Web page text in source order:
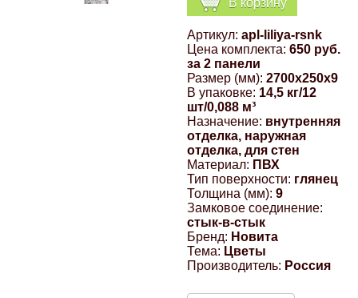
Артикул: apl-liliya-rsnk
Цена комплекта: 650 руб.
за 2 панели
Размер (мм): 2700x250x9
В упаковке: 14,5 кг/12
шт/0,088 м³
Назначение: внутренняя
отделка, наружная
отделка, для стен
Материал: ПВХ
Тип поверхности: глянец
Толщина (мм): 9
Замковое соединение:
стык-в-стык
Бренд: Новита
Тема: Цветы
Производитель: Россия
Компрессионные фитинги Poliext
Эмали универсальные акриловые
Магнитные панели на холодильник